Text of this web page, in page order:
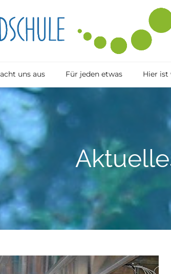
uns aus Für jeden etwas Hier ist